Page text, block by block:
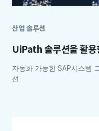
산업 솔루션
UiPath 솔루션을 활용
자동화 가능한 SAP시스템
션